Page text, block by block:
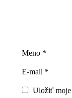
Meno *
E-mail *
Uložiť moje